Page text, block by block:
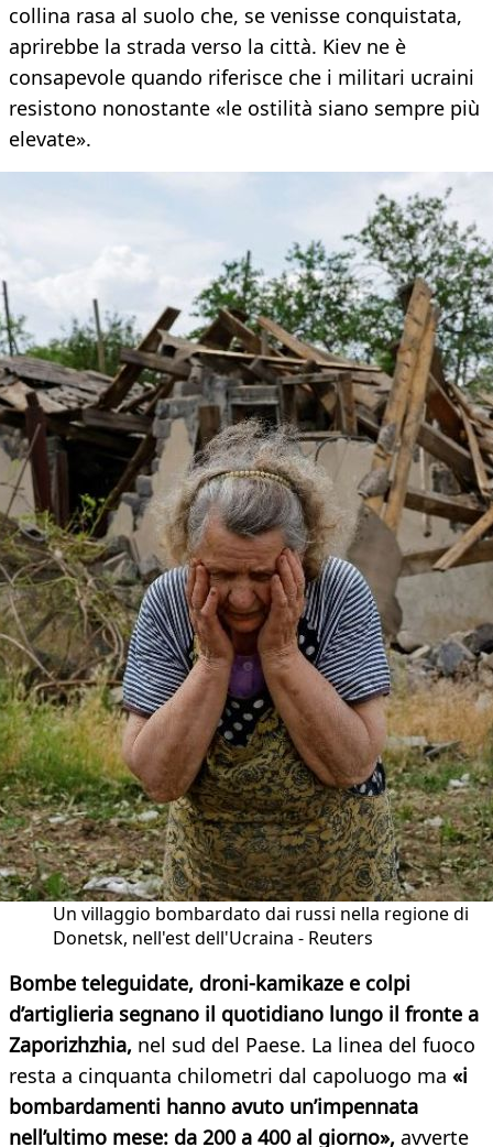
collina rasa al suolo che, se venisse conquistata,
aprirebbe la strada verso la città. Kiev ne è
consapevole quando riferisce che i militari ucraini
resistono nonostante «le ostilità siano sempre più
elevate».
Un villaggio bombardato dai russi nella regione di
Donetsk, nell'est dell'Ucraina - Reuters
Bombe teleguidate, droni-kamikaze e colpi
d’artiglieria segnano il quotidiano lungo il fronte a
Zaporizhzhia, nel sud del Paese. La linea del fuoco
resta a cinquanta chilometri dal capoluogo ma «i
bombardamenti hanno avuto un’impennata
nell’ultimo mese: da 200 a 400 al giorno», avverte